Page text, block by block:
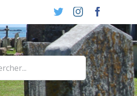
TwitterInstagram